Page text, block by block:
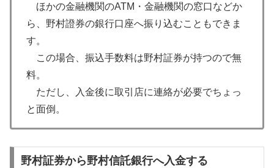
ほかの金融機関のATM・金融機関の窓口などか
ら、野村證券の銀行口座へ振り込むこともできま
す。
この場合、振込手数料は野村証券が持つので無
料。
ただし、入金後に取引店に連絡が必要でちょっ
と面倒。
野村証券から野村信託銀行へ入金する